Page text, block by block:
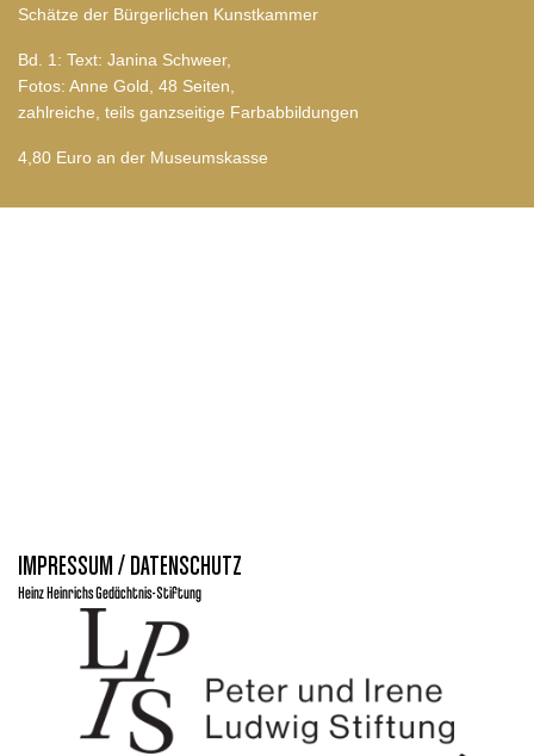
Schätze der Bürgerlichen Kunstkammer
Bd. 1: Text: Janina Schweer,
Fotos: Anne Gold, 48 Seiten,
zahlreiche, teils ganzseitige Farbabbildungen
4,80 Euro an der Museumskasse
IMPRESSUM / DATENSCHUTZ
Heinz Heinrichs Gedächtnis-Stiftung